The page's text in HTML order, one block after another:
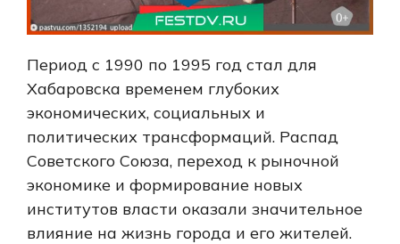
Период с 1990 по 1995 год стал для
Хабаровска временем глубоких
экономических, социальных и
политических трансформаций. Распад
Советского Союза, переход к рыночной
экономике и формирование новых
институтов власти оказали значительное
влияние на жизнь города и его жителей.